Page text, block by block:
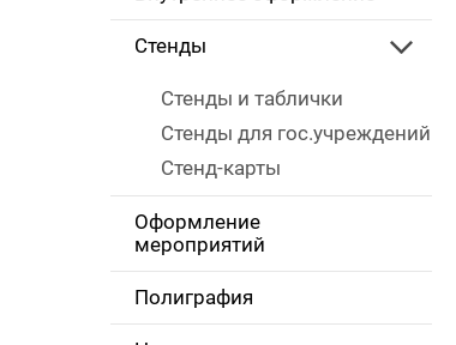
Стенды
Стенды и таблички
Стенды для гос.учреждений
Стенд-карты
Оформление
мероприятий
Полиграфия